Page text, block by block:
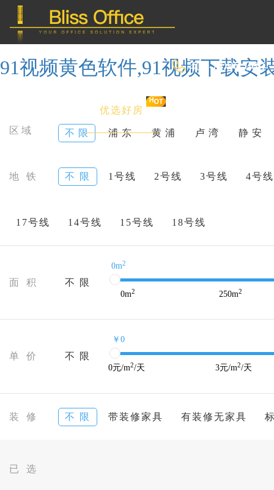
91视频黄色软件,91视频下载安
400-8090-660
优选好房
区域 不 限 浦 东 黄 浦 卢 湾 静 安
地 铁 不 限 1号线 2号线 3号线 4号线
17号线 14号线 15号线 18号线
面 积 不 限
0m2
0m2 250m2
单 价 不 限
￥0
0元/m2/天 3元/m2/天
装 修 不 限 带装修家具 有装修无家具
已 选